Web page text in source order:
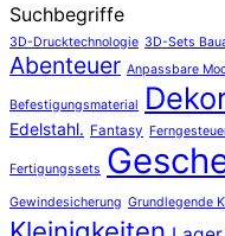
Suchbegriffe
3D-Drucktechnologie 3D-Sets
Abenteuer Anpassbare
Befestigungsmaterial
Edelstahl. Fantasy
Fertigungssets
Gewindesicherung Grundlegende